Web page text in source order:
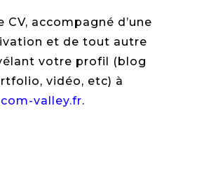
CV, accompagné d’une
et de tout autre
votre profil (blog
vidéo, etc) à
valley.fr.